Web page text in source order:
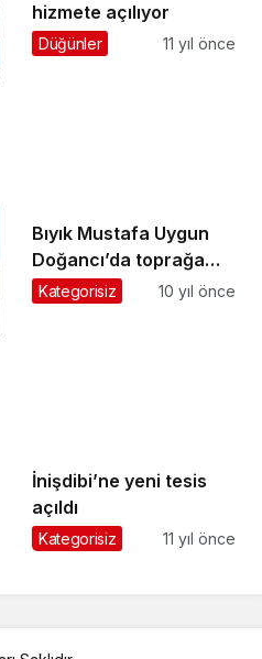
hizmete açılıyor
Düğünler 11 yıl önce
Bıyık Mustafa Uygun
Doğancı’da toprağa
verildi
Kategorisiz 10 yıl önce
İnişdibi’ne yeni tesis
açıldı
Kategorisiz 11 yıl önce